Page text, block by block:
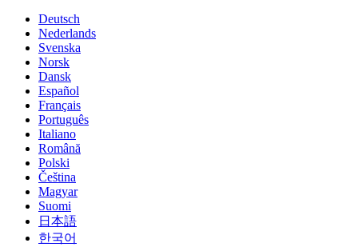
Deutsch
Nederlands
Svenska
Norsk
Dansk
Español
Français
Português
Italiano
Română
Polski
Čeština
Magyar
Suomi
日本語
한국어